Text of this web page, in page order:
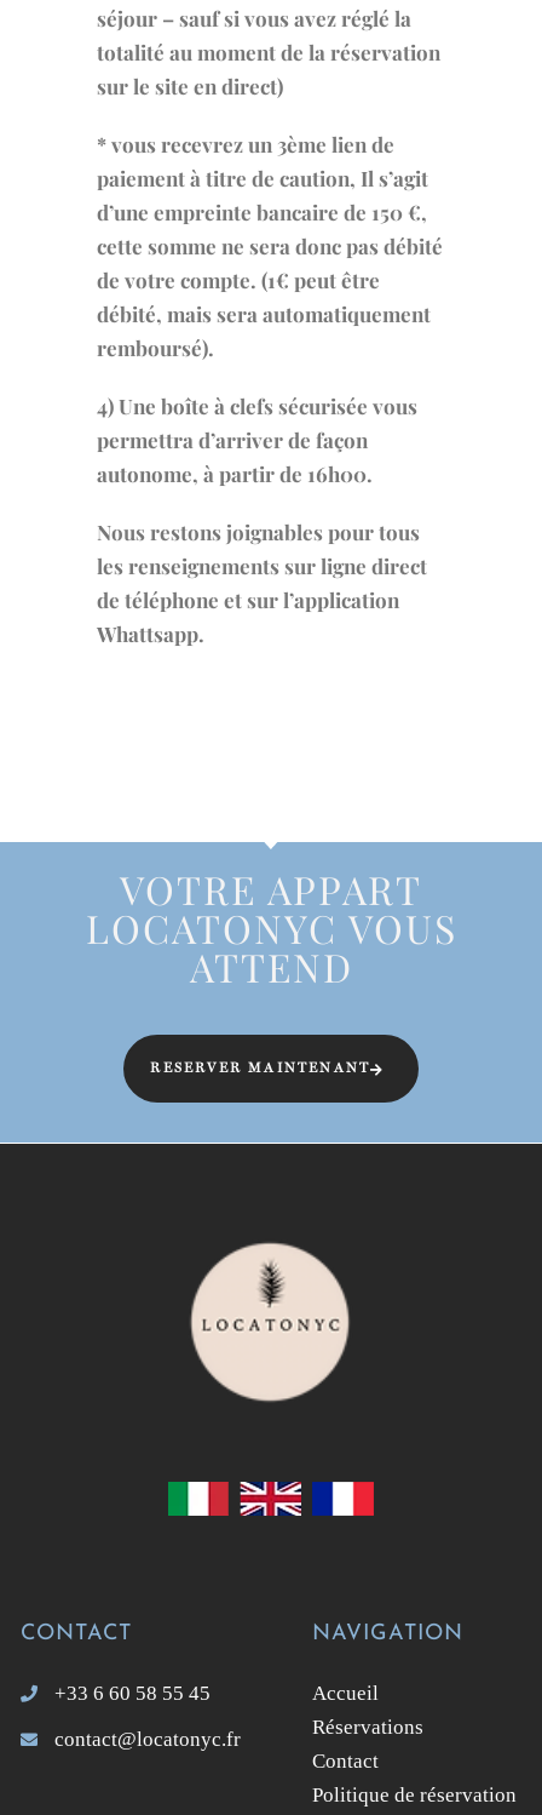
séjour – sauf si vous avez réglé la
totalité au moment de la réservation
sur le site en direct)
* vous recevrez un 3ème lien de
paiement à titre de caution, Il s’agit
d’une empreinte bancaire de 150 €,
cette somme ne sera donc pas débité
de votre compte. (1€ peut être
débité, mais sera automatiquement
remboursé).
4)Une boîte à clefs sécurisée vous
permettra d’arriver de façon
autonome, à partir de 16h00.
Nous restons joignables pour tous
les renseignements sur ligne direct
de téléphone et sur l’application
Whattsapp.
VOTRE APPART
LOCATONYC VOUS
ATTEND
RESERVER MAINTENANT
CONTACT
+33 6 60 58 55 45
contact@locatonyc.fr
NAVIGATION
Accueil
Réservations
Contact
Politique de réservation